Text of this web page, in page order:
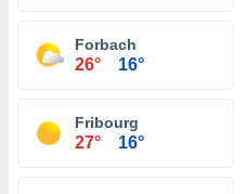
Forbach
26° 16°
Fribourg
27° 16°